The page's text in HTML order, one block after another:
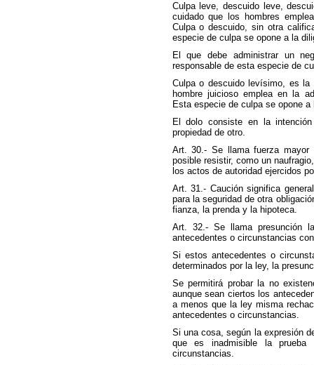
Culpa leve, descuido leve,
cuidado que los hombres
Culpa o descuido, sin otra
especie de culpa se opone a la
El que debe administrar un
responsable de esta especie de
Culpa o descuido levísimo, es la
hombre juicioso emplea en la
Esta especie de culpa se opone
El dolo consiste en la
propiedad de otro.
Art. 30.- Se llama fuerza
posible resistir, como un
los actos de autoridad ejercidos
Art. 31.- Caución significa
para la seguridad de otra
fianza, la prenda y la hipoteca.
Art. 32.- Se llama presunción
antecedentes o circunstancias
Si estos antecedentes o
determinados por la ley, la
Se permitirá probar la no
aunque sean ciertos los
a menos que la ley misma
antecedentes o circunstancias.
Si una cosa, según la expresión
que es inadmisible la prueba
circunstancias.